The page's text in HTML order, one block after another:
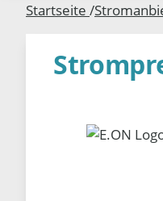
Startseite /